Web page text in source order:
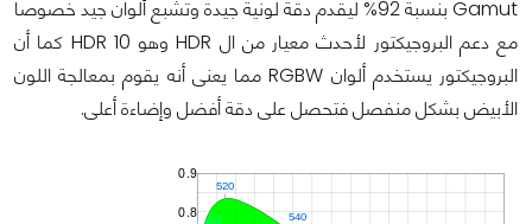
Gamut بنسبة 92% ليقدم دقة لونية جيدة وتشبع ألوان جيد خصوصاً
مع دعم البروجيكتور لأحدث معيار من ال HDR وهو HDR 10 كما أن
البروجيكتور يستخدم ألوان RGBW مما يعنى أنه يقوم بمعالجة اللون
الأبيض بشكل منفصل فتحصل على دقة أفضل وإضاءة أعلى.